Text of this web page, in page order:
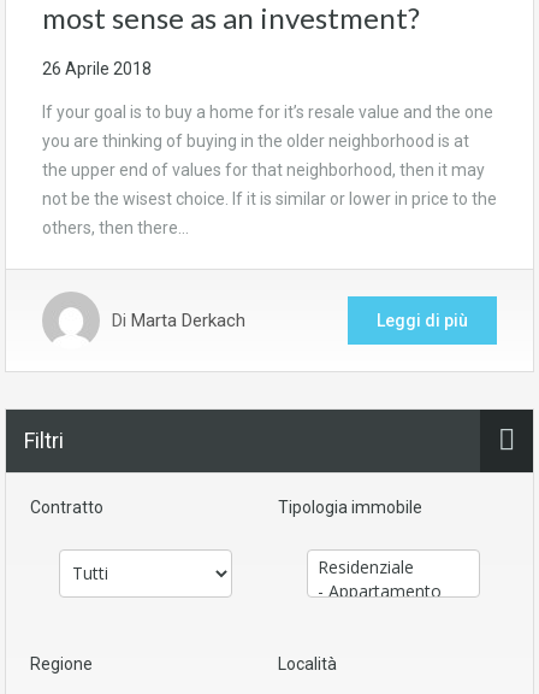
most sense as an investment?
26 Aprile 2018
If your goal is to buy a home for it’s resale value and the one
you are thinking of buying in the older neighborhood is at
the upper end of values for that neighborhood, then it may
not be the wisest choice. If it is similar or lower in price to the
others, then there…
Di Marta Derkach Leggi di più
Filtri
Contratto Tipologia immobile
Regione Località